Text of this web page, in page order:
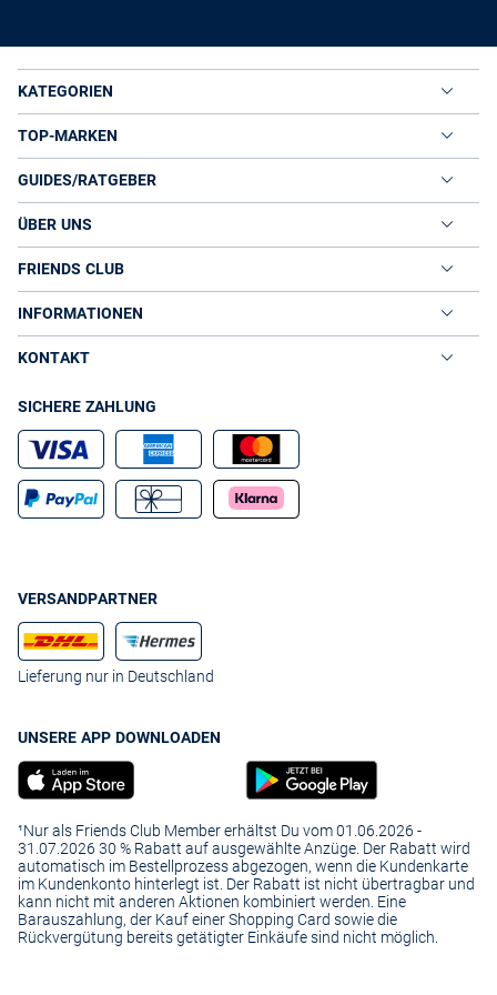
und Sneakern, Denim Shorts versprechen relaxte Sommer-Feelings.
JEANS - ROBUSTE KLASSIKER IN VIELEN DESIGNS
Unverwüstliche Denimstoffe und eine solide Verarbeitung sorgen
bei Herren Jeans für langlebigen Tragekomfort. Ziersteppungen,
Leder-Patches sowie 5-Pocket-Designs geben den Allroundern den
authentischen Jeans-Charakter. Rinse-Washed Jeans sehen durch
dunkle, gleichmäßige Färbungen edel aus, während Hosen mit
Used-Effekten lässig wirken. Trendsetter greifen auf Coloured und
Coated Denims zurück. Individuelle Looks versprechen Herren
verwaschenes Blau annehmen.
BIS TRENDY
Unser Sortiment an Herren Jeans erhält ständig ein modisches
Upgrade. Deshalb verpassen Sie bei VAN GRAAF weder die
Herren Jeans Short von Review finden Sie im Onlineshop Jeans
zum besten Preis-Leistungs-Verhältnis. Damit Ihre neue Hose super
sitzt, haben wir das VAN GRAAF Passform-System eingerichtet, mit
dem Sie ganz einfach Ihre Größe herausfinden. Für alle Einkaufs-
Muffel sind unsere Filterfunktionen ideal. Sie erlauben eine gezielte
und schnelle Suche nach Größe, Marke oder Preis. Bei VAN GRAAF
KATEGORIEN
TOP-MARKEN
GUIDES/RATGEBER
ÜBER UNS
FRIENDS CLUB
INFORMATIONEN
KONTAKT
SICHERE ZAHLUNG
VERSANDPARTNER
Lieferung nur in Deutschland
UNSERE APP DOWNLOADEN
¹Nur als Friends Club Member erhältst Du vom 01.06.2026 -
31.07.2026 30 % Rabatt auf ausgewählte Anzüge. Der Rabatt wird
automatisch im Bestellprozess abgezogen, wenn die Kundenkarte
im Kundenkonto hinterlegt ist. Der Rabatt ist nicht übertragbar und
kann nicht mit anderen Aktionen kombiniert werden. Eine
Barauszahlung, der Kauf einer Shopping Card sowie die
Rückvergütung bereits getätigter Einkäufe sind nicht möglich.